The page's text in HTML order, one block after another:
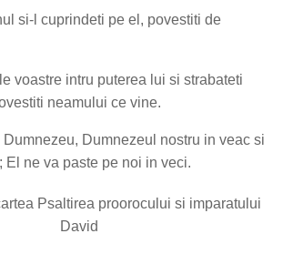
si-l cuprindeti pe el, povestiti de
voastre intru puterea lui si strabateti
neamului ce vine.
Dumnezeul nostru in veac si
El ne va paste pe noi in veci.
Psaltirea proorocului si imparatului
David